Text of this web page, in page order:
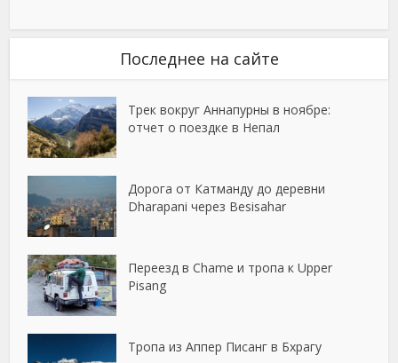
Последнее на сайте
Трек вокруг Аннапурны в ноябре:
отчет о поездке в Непал
Дорога от Катманду до деревни
Dharapani через Besisahar
Переезд в Chame и тропа к Upper
Pisang
Тропа из Аппер Писанг в Бхрагу